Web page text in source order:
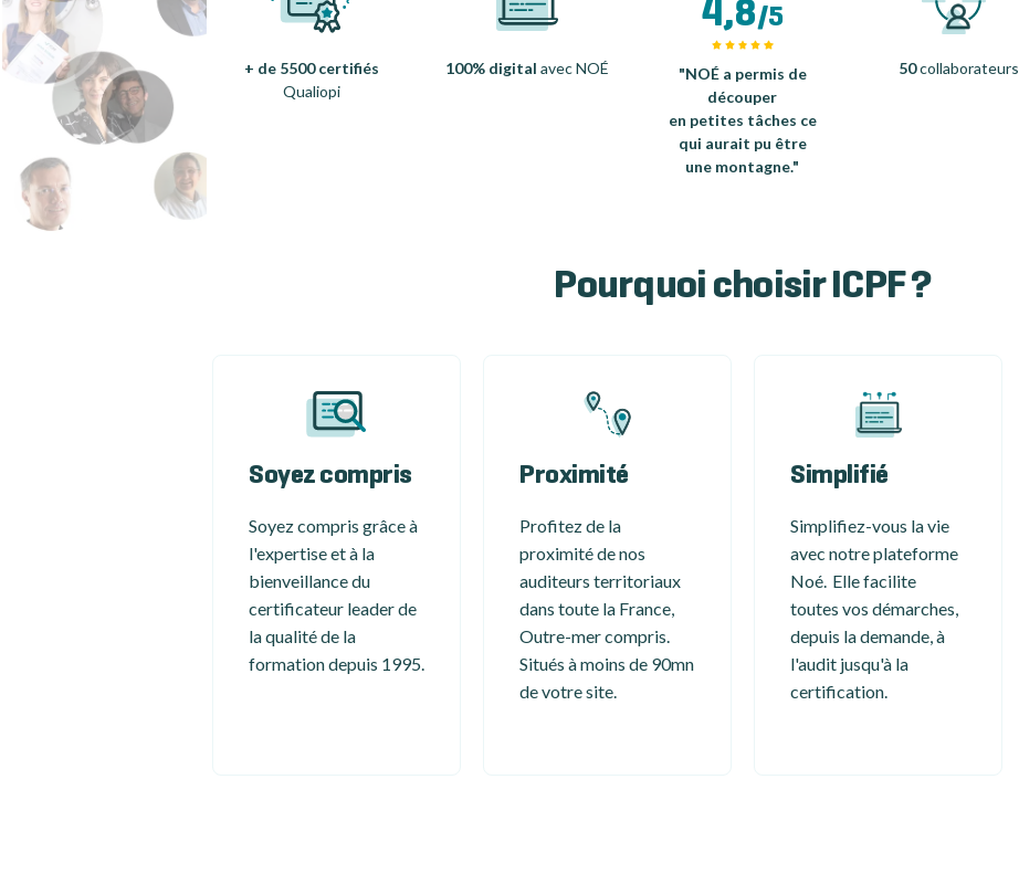
+ de 5500 certifiés
Qualiopi
100% digital avec NOÉ
4,8/5
"NOÉ a permis de
découper
en petites tâches ce
qui aurait pu être
une montagne."
50collaborateurs
Pourquoi choisir ICPF ?
Soyez compris
Soyez compris grâce à
l'expertise et à la
bienveillance du
certificateur leader de
la qualité de la
formation depuis 1995.
Proximité
Profitez de la
proximité de nos
auditeurs territoriaux
dans toute la France,
Outre-mer compris.
Situés à moins de 90mn
de votre site.
Simplifié
Simplifiez-vous la vie
avec notre plateforme
Noé. Elle facilite
toutes vos démarches,
depuis la demande, à
l'audit jusqu'à la
certification.